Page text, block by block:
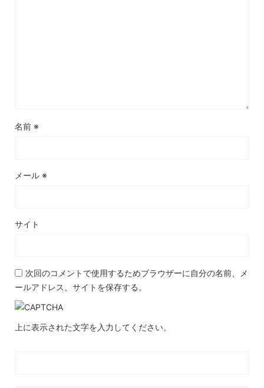
名前 ※
メール ※
サイト
次回のコメントで使用するためブラウザーに自分の名前、メ
ールアドレス、サイトを保存する。
上に表示された文字を入力してください。